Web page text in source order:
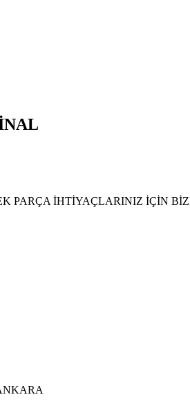
PARÇA İHTİYAÇLARINIZ İÇİN